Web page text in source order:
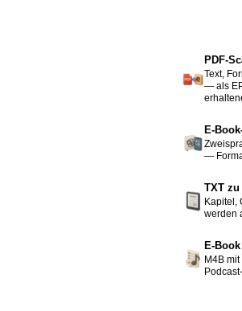
PDF-
Text,
— als
E-
—
TXT
Kapitel,
werden
E-
M4B